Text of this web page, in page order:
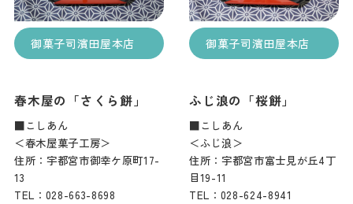
御菓子司濱田屋本店 御菓子司濱田屋本店
春木屋の「さくら餅」
■こしあん
＜春木屋菓子工房＞
住所：宇都宮市御幸ケ原町17-
13
TEL：028-663-8698
ふじ浪の「桜餅」
■こしあん
＜ふじ浪＞
住所：宇都宮市富士見が丘4丁
目19-11
TEL：028-624-8941